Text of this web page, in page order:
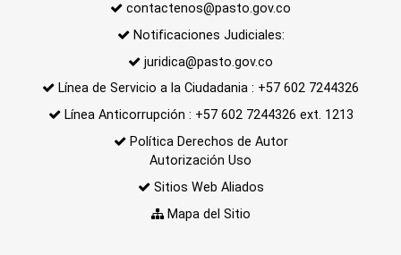
contactenos@pasto.gov.co
Notificaciones Judiciales:
juridica@pasto.gov.co
Línea de Servicio a la Ciudadania : +57 602 7244326
Línea Anticorrupción : +57 602 7244326 ext. 1213
Política Derechos de Autor
Autorización Uso
Sitios Web Aliados
Mapa del Sitio